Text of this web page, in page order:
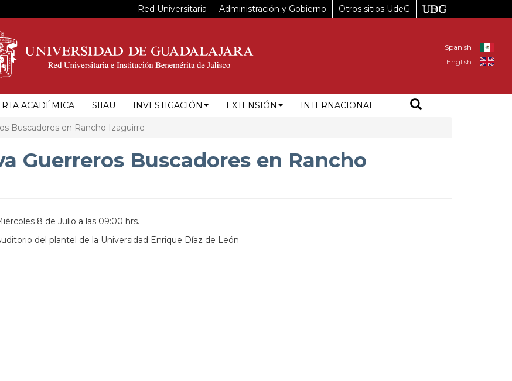
Red Universitaria Administración y Gobierno Otros sitios UdeG
Spanish
English
ACADÉMICA SIIAU INVESTIGACIÓN EXTENSIÓN INTERNACIONAL
Buscadores en Rancho Izaguirre
Guerreros Buscadores en Rancho
8 de Julio a las 09:00 hrs.
del plantel de la Universidad Enrique Díaz de León